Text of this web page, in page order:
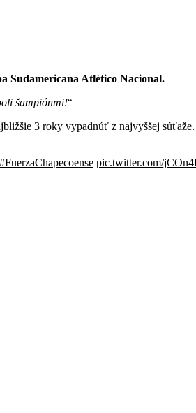
Sudamericana Atlético Nacional.
šampiónmi!
3 roky vypadnúť z najvyššej
#FuerzaChapecoense pic.twitter.com/